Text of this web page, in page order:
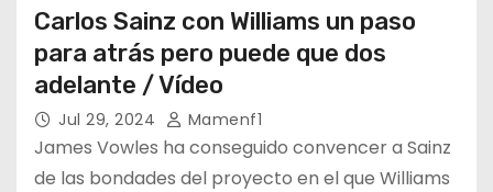
Carlos Sainz con Williams un paso
para atrás pero puede que dos
adelante / Vídeo
Jul 29, 2024 Mamenf1
James Vowles ha conseguido convencer a Sainz
de las bondades del proyecto en el que Williams